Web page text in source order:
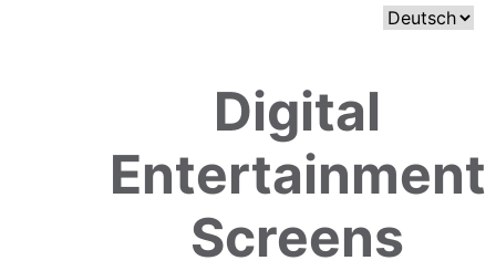
Sprache
Digital
Entertainment
Screens